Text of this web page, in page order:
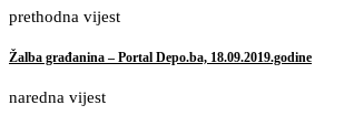
prethodna vijest
Žalba građanina – Portal Depo.ba, 18.09.2019.godine
naredna vijest